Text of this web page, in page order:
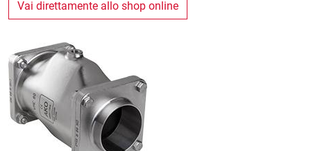
Vai direttamente allo shop online